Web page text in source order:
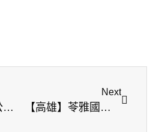
【嘉義】文化公園-ikea快閃店 | 純白貨櫃屋 | 莓果派對冰淇淋 | 打卡新景點
Next
【高雄】苓雅國際街頭藝術節 | 鐵路健行之旅 | 壁畫街 | 高雄新打卡景點